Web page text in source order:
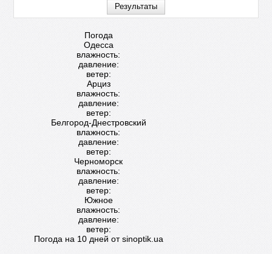
Погода
Одесса
влажность:
давление:
ветер:
Арциз
влажность:
давление:
ветер:
Белгород-Днестровский
влажность:
давление:
ветер:
Черноморск
влажность:
давление:
ветер:
Южное
влажность:
давление:
ветер:
Погода на 10 дней отsinoptik.ua